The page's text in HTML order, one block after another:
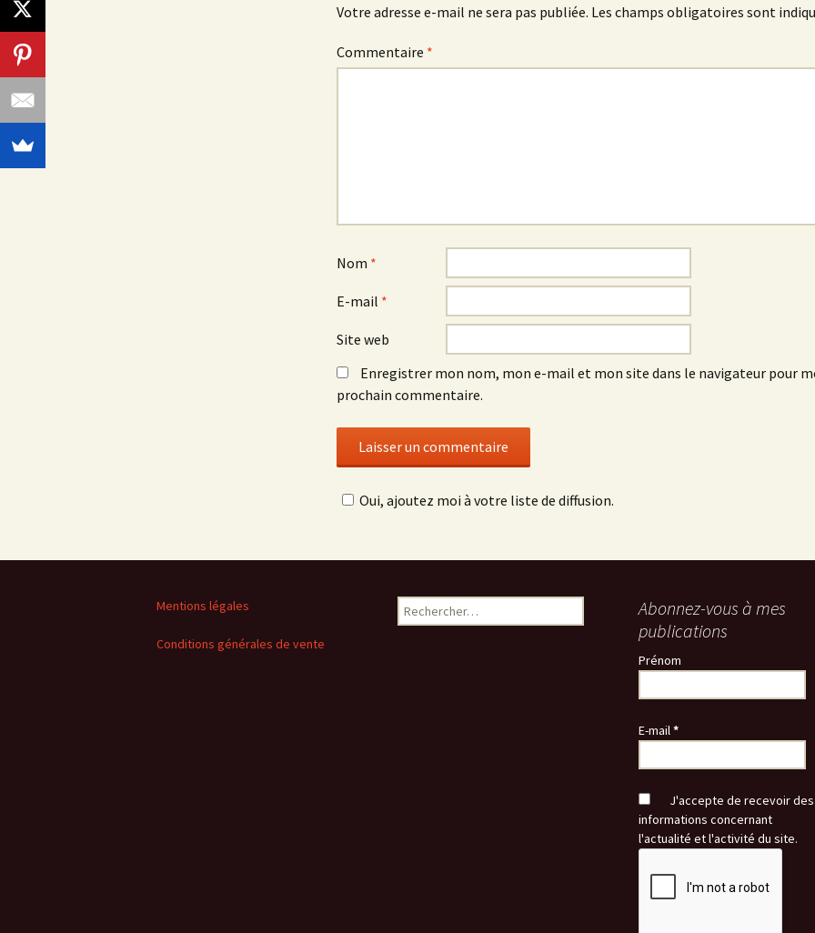
Votre adresse e-mail ne sera pas publiée. Les champs obligatoires sont
Commentaire *
Nom *
E-mail *
Site web
Enregistrer mon nom, mon e-mail et mon site dans le navigateur pour
prochain commentaire.
Oui, ajoutez moi à votre liste de diffusion.
Mentions légales
Conditions générales de vente
Rechercher :
Abonnez-vous à mes
publications
Prénom
E-mail*
J'accepte de recevoir des
informations concernant
l'actualité et l'activité du site.